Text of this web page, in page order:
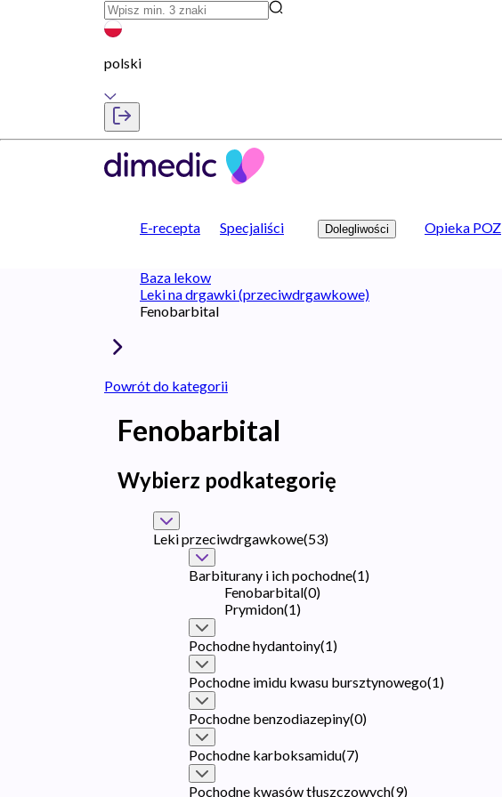
polski
E-recepta Specjaliści Dolegliwości Opieka POZ
Baza lekow
Leki na drgawki (przeciwdrgawkowe)
Fenobarbital
Powrót do kategorii
Fenobarbital
Wybierz podkategorię
Leki przeciwdrgawkowe(53)
Barbiturany i ich pochodne(1)
Fenobarbital(0)
Prymidon(1)
Pochodne hydantoiny(1)
Pochodne imidu kwasu bursztynowego(1)
Pochodne benzodiazepiny(0)
Pochodne karboksamidu(7)
Pochodne kwasów tłuszczowych(9)